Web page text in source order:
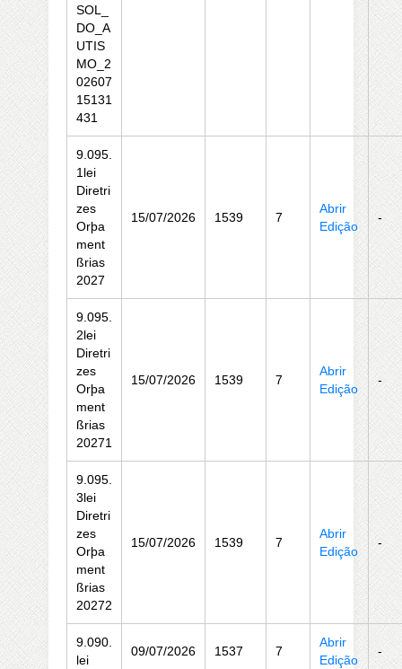
SOL_
DO_A
UTIS
MO_2
02607
15131
431
9.095.
1lei
Diretri
zes
Orþa
ment
ßrias
2027
15/07/2026 1539 7
Abrir
Edição
-
9.095.
2lei
Diretri
zes
Orþa
ment
ßrias
20271
15/07/2026 1539 7
Abrir
Edição
-
9.095.
3lei
Diretri
zes
Orþa
ment
ßrias
20272
15/07/2026 1539 7
Abrir
Edição
-
9.090.
lei
09/07/2026 1537 7
Abrir
Edição
-